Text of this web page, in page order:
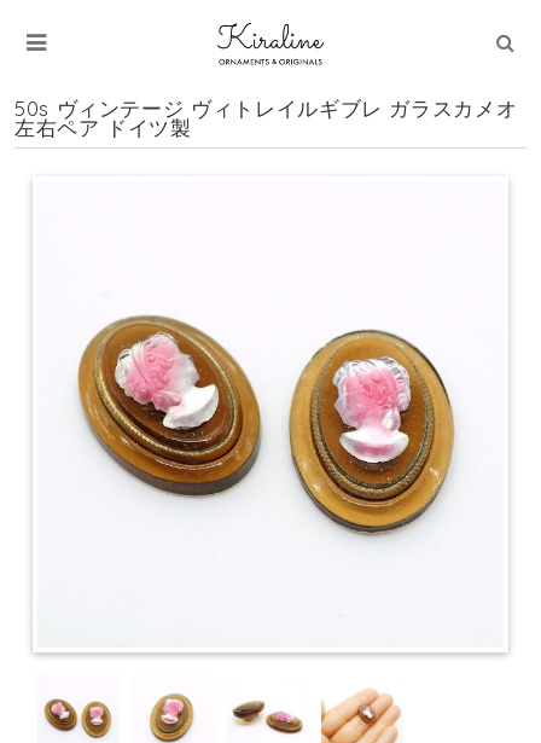
50s ヴィンテージ ヴィトレイルギブレ ガラスカメオ
左右ペア ドイツ製